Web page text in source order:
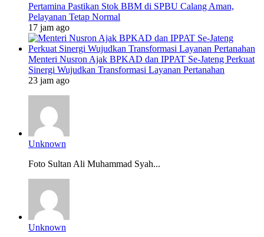
Pertamina Pastikan Stok BBM di SPBU Calang Aman,
Pelayanan Tetap Normal
17 jam ago
Menteri Nusron Ajak BPKAD dan IPPAT Se-Jateng Perkuat
Sinergi Wujudkan Transformasi Layanan Pertanahan
23 jam ago
Unknown
Foto Sultan Ali Muhammad Syah...
Unknown